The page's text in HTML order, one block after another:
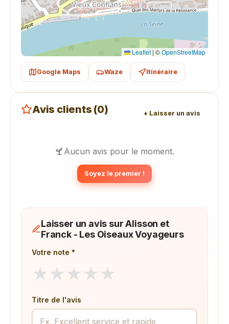
Leaflet | ©OpenStreetMap
Google Maps Waze Itinéraire
Avis clients (0) + Laisser un avis
Aucun avis pour le moment.
Soyez le premier !
Laisser un avis sur Alisson et
Franck - Les Oiseaux Voyageurs
Votre note *
★ ★ ★ ★ ★
Titre de l'avis